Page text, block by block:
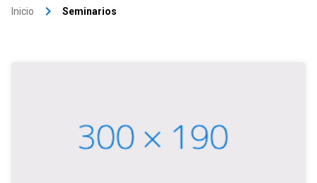
Inicio keyboard_arrow_right Seminarios